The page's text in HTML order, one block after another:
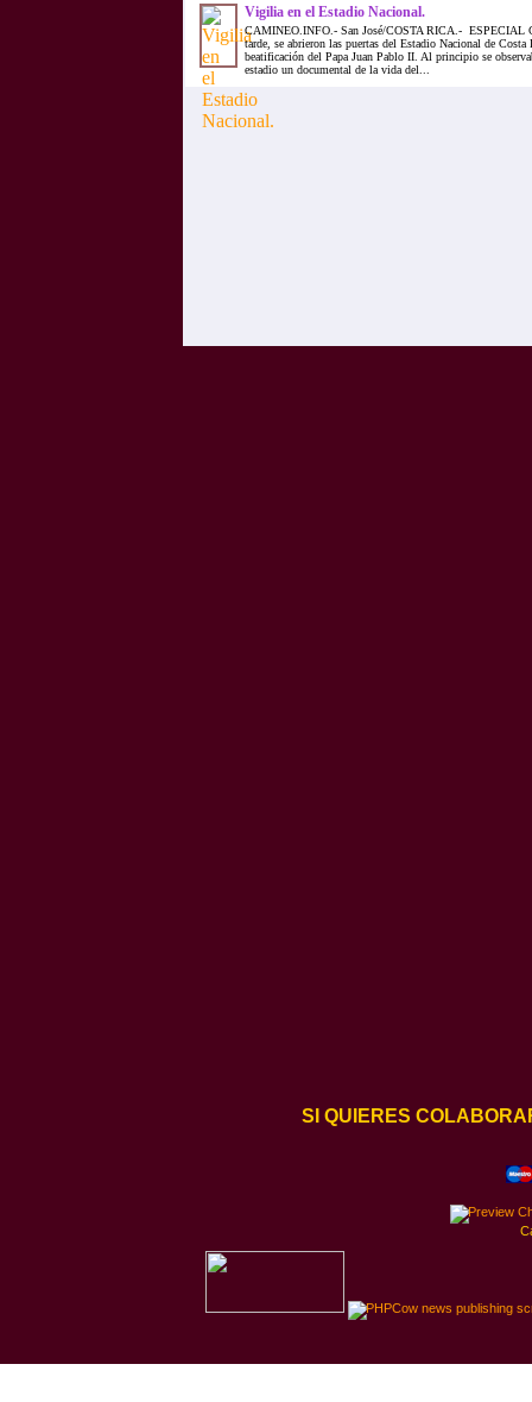
Vigilia en el Estadio Nacional.
CAMINEO.INFO.- San José/COSTA RICA.- ESPECIAL
tarde, se abrieron las puertas del Estadio Nacional de Costa
beatificación del Papa Juan Pablo II. Al principio se
estadio un documental de la vida del...
SI QUIERES